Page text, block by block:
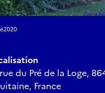
du Pré de la Loge,
France